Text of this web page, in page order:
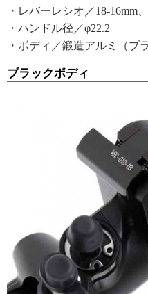
・レバーレシオ／18-16mm
・ハンドル径／φ22.2
・ボディ／鍛造アルミ（ブ
ブラックボディ